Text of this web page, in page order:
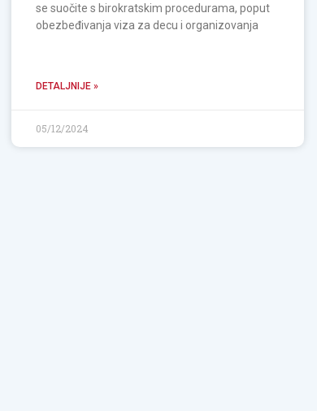
se suočite s birokratskim procedurama, poput
obezbeđivanja viza za decu i organizovanja
DETALJNIJE »
05/12/2024